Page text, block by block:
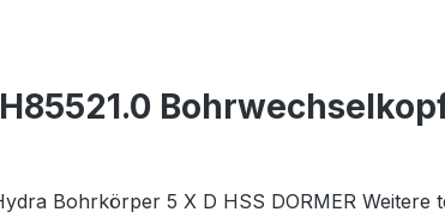
Bohrkörper 5 X D HSS DORMER Weitere